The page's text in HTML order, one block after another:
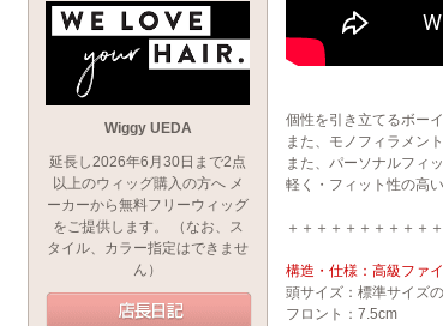
個性を引き立てるボー
また、モノフィラメン
また、パーソナルフィ
軽く・フィット性の高
＋＋＋＋＋＋＋＋＋＋
構造・仕様：高級ファ
頭サイズ：標準サイズ
フロント：7.5cm
Wiggy UEDA
延長し2026年6月30日まで2点
以上のウィッグ購入の方へ メ
ーカーから無料フリーウィッグ
をご提供します。 （なお、ス
タイル、カラー指定はできませ
ん）